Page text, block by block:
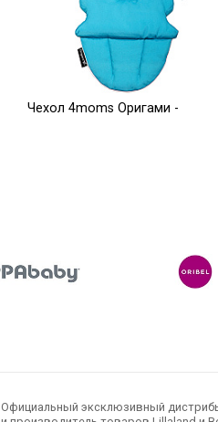
Чехол 4moms Оригами -
Официальный эксклюзивный